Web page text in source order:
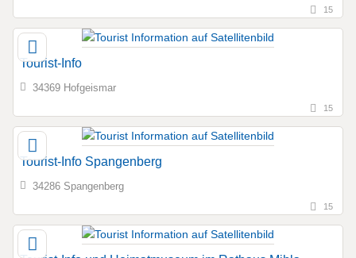
15
Tourist-Info
34369 Hofgeismar
15
Tourist-Info Spangenberg
34286 Spangenberg
15